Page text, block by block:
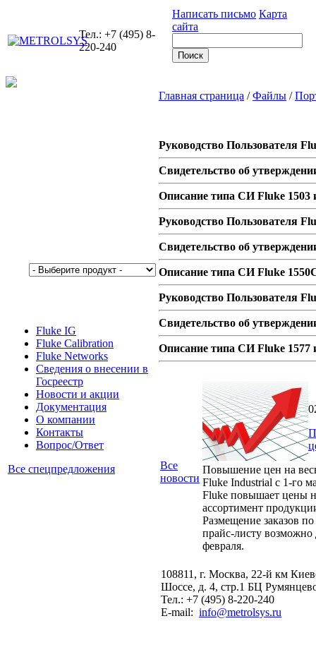
Тел.: +7 (495) 8-
220-240
Написать письмо Карта
сайта
Fluke IG
Fluke Calibration
Fluke Networks
Сведения о внесении в
Госреестр
Новости и акции
Документация
О компании
Контакты
Вопрос/Ответ
Все спецпредложения
Главная страница /Файлы /
Руководство Пользователя
Свидетельство об
Описание типа СИ Fluke 1503
Руководство Пользователя
Свидетельство об
Описание типа СИ Fluke
Руководство Пользователя
Свидетельство об
Описание типа СИ Fluke 1577
Все
новости
Повышение цен на
Fluke Industrial с 1-го
Fluke повышает цены
ассортимент
Размещение заказов
прайс-листу возможно
февраля.
108811, г. Москва, 22-й км
Шоссе, д. 4, стр.1 БЦ
Тел.: +7 (495) 8-220-240
E-mail: info@metrolsys.ru